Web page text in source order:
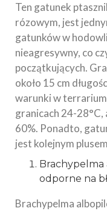
Ten gatunek
rózowym, jest
gatunków w
nieagresywny, co
początkujących.
około 15 cm
warunki w
granicach 24-
60%. Ponadto,
jest kolejnym
Brachypelma
odporne na
Brachypelma